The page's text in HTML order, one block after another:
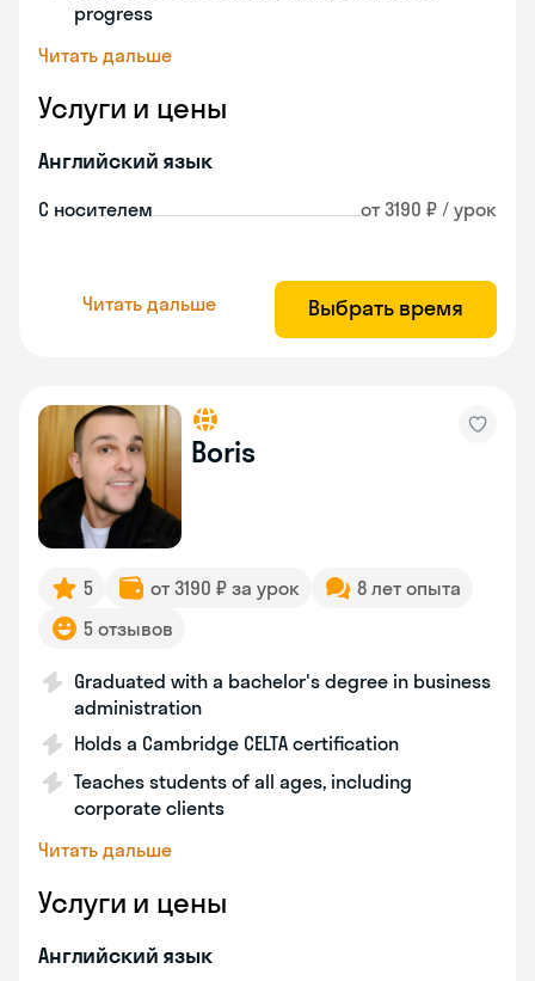
progress
Читать дальше
Услуги и цены
Английский язык
С носителем от 3190 ₽ / урок
Читать дальше Выбрать время
Boris
5 от 3190 ₽ за урок
8 лет опыта
5 отзывов
Graduated with a bachelor's degree in business
administration
Holds a Cambridge CELTA certification
Teaches students of all ages, including
corporate clients
Читать дальше
Услуги и цены
Английский язык